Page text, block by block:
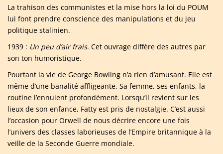
La trahison des communistes et la mise hors la loi du POUM
lui font prendre conscience des manipulations et du jeu
politique stalinien.
1939 : Un peu d’air frais. Cet ouvrage diffère des autres par
son ton humoristique.
Pourtant la vie de George Bowling n’a rien d’amusant. Elle est
même d’une banalité affligeante. Sa femme, ses enfants, la
routine l’ennuient profondément. Lorsqu’il revient sur les
lieux de son enfance, Fatty est pris de nostalgie. C’est aussi
l’occasion pour Orwell de nous décrire encore une fois
l’univers des classes laborieuses de l’Empire britannique à la
veille de la Seconde Guerre mondiale.